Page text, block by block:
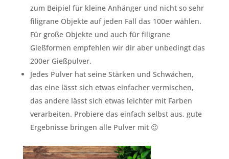
zum Beipiel für kleine Anhänger und nicht so sehr
filigrane Objekte auf jeden Fall das 100er wählen.
Für große Objekte und auch für filigrane
Gießformen empfehlen wir dir aber unbedingt das
200er Gießpulver.
Jedes Pulver hat seine Stärken und Schwächen,
das eine lässt sich etwas einfacher vermischen,
das andere lässt sich etwas leichter mit Farben
verarbeiten. Probiere das einfach selbst aus, gute
Ergebnisse bringen alle Pulver mit 😉